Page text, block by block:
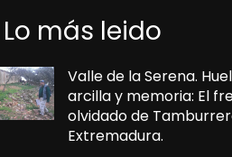
Lo más leido
Valle de la Serena.
arcilla y memoria: El
olvidado de
Extremadura.